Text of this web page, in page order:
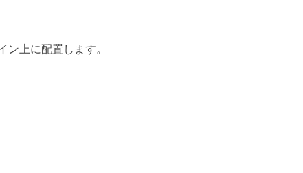
上に配置します。